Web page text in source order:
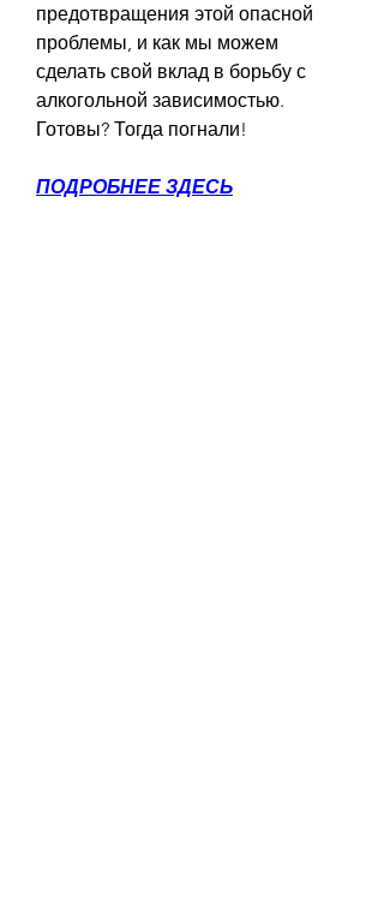
предотвращения этой опасной
проблемы, и как мы можем
сделать свой вклад в борьбу с
алкогольной зависимостью.
Готовы? Тогда погнали!
ПОДРОБНЕЕ ЗДЕСЬ